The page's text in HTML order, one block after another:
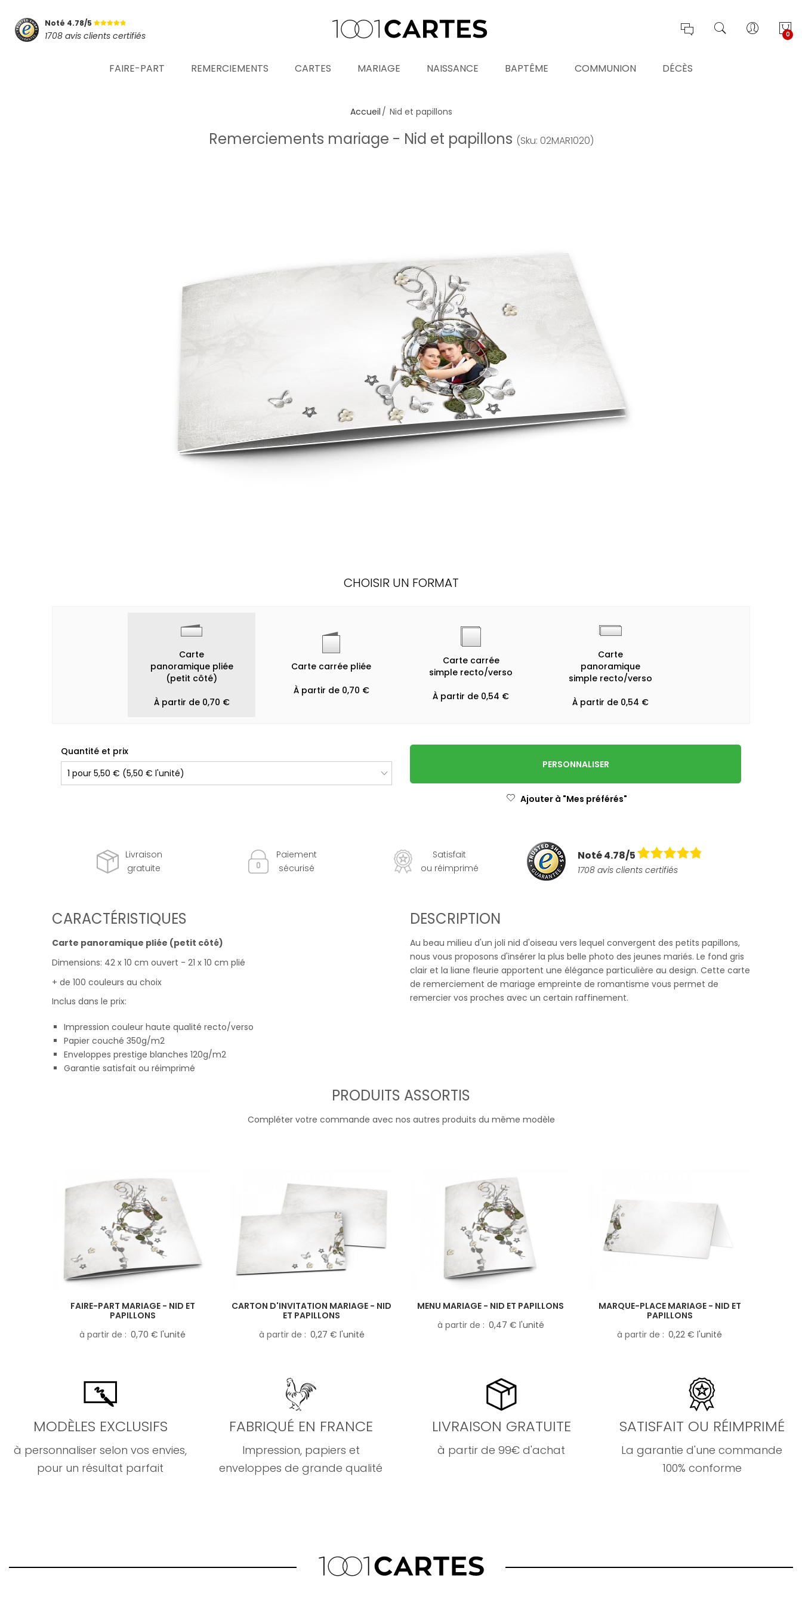
Noté 4.78/5
1708 avis clients certifiés 0
FAIRE-PART REMERCIEMENTS CARTES MARIAGE NAISSANCE BAPTÊME COMMUNION DÉCÈS
SE CONNECTER
Accueil Nid et papillons
Remerciements mariage - Nid et papillons (Sku: 02MAR1020)
CHOISIR UN FORMAT
Carte
panoramique pliée
(petit côté)
À partir de 0,70 €
Carte carrée pliée
À partir de 0,70 €
Carte carrée
simple recto/verso
À partir de 0,54 €
Carte
panoramique
simple recto/verso
À partir de 0,54 €
Quantité et prix
PERSONNALISER
Ajouter à "Mes préférés"
Livraison
gratuite
Paiement
sécurisé
Satisfait
ou réimprimé
Noté 4.78/5
1708 avis clients certifiés
CARACTÉRISTIQUES
Carte panoramique pliée (petit côté)
Dimensions: 42 x 10 cm ouvert - 21 x 10 cm plié
+ de 100 couleurs au choix
Inclus dans le prix:
Impression couleur haute qualité recto/verso
Papier couché 350g/m2
Enveloppes prestige blanches 120g/m2
Garantie satisfait ou réimprimé
DESCRIPTION
Au beau milieu d'un joli nid d'oiseau vers lequel convergent des petits papillons,
nous vous proposons d'insérer la plus belle photo des jeunes mariés. Le fond gris
clair et la liane fleurie apportent une élégance particulière au design. Cette carte
de remerciement de mariage empreinte de romantisme vous permet de
remercier vos proches avec un certain raffinement.
PRODUITS ASSORTIS
Compléter votre commande avec nos autres produits du même modèle
FAIRE-PART MARIAGE - NID ET
PAPILLONS
à partir de
0,70 € l'unité
CARTON D'INVITATION MARIAGE - NID
ET PAPILLONS
à partir de
0,27 € l'unité
MENU MARIAGE - NID ET PAPILLONS
à partir de
0,47 € l'unité
MARQUE-PLACE MARIAGE - NID ET
PAPILLONS
à partir de
0,22 € l'unité
MODÈLES EXCLUSIFS
à personnaliser selon vos envies,
pour un résultat parfait
FABRIQUÉ EN FRANCE
Impression, papiers et
enveloppes de grande qualité
LIVRAISON GRATUITE
à partir de 99€ d'achat
SATISFAIT OU RÉIMPRIMÉ
La garantie d'une commande
100% conforme